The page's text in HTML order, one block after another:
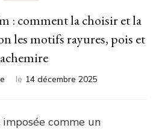
: comment la choisir et la
les motifs rayures, pois et
le 14 décembre 2025
comme un